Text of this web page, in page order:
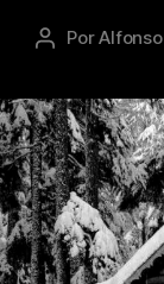
Autor
publicación
Por